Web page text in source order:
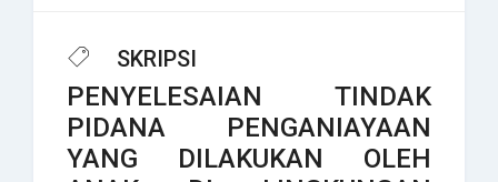
SKRIPSI
PENYELESAIAN TINDAK
PIDANA PENGANIAYAAN
YANG DILAKUKAN OLEH